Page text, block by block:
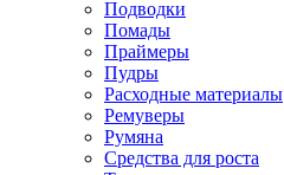
Подводки
Помады
Праймеры
Пудры
Расходные материалы
Ремуверы
Румяна
Средства для роста